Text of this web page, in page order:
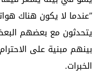
’’عندما لا يكون هناك
يتحدثون مع بعضهم
بينهم مبنية على
الخبرات.